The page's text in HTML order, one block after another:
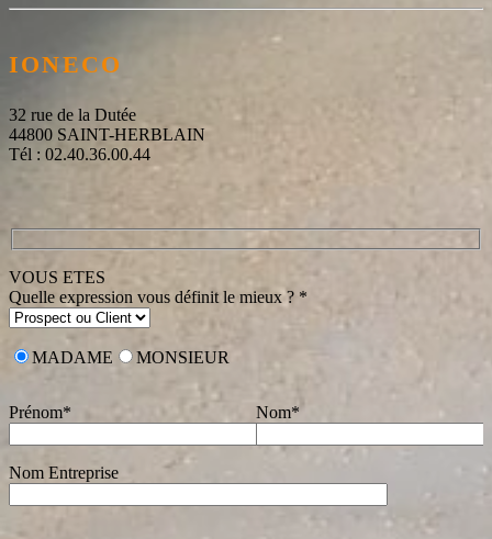
IONECO
32 rue de la Dutée
44800 SAINT-HERBLAIN
Tél : 02.40.36.00.44
VOUS ETES
Quelle expression vous définit le mieux ? *
MADAME MONSIEUR
Prénom* Nom*
Nom Entreprise